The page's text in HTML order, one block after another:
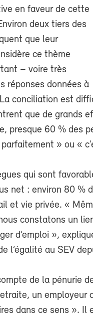
en faveur de cette
deux tiers des
que leur
ce thème
– voire très
réponses données à
conciliation est
que de grands
presque 60 % des
» ou «
qui sont
net : environ 80 %
et vie privée. «
constatons un
d’emploi »,
l’égalité au SEV
de la pénurie
un
dans ce sens ». Il